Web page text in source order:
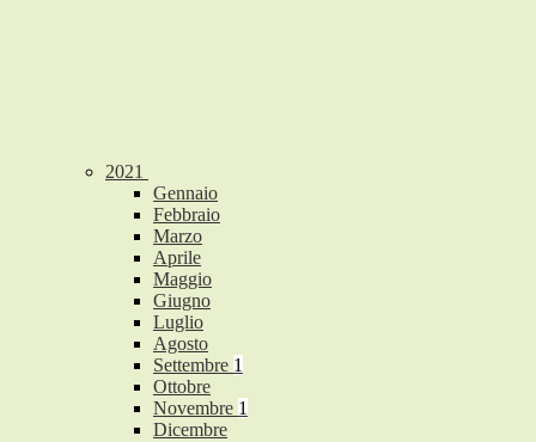
2021
Gennaio
Febbraio
Marzo
Aprile
Maggio
Giugno
Luglio
Agosto
Settembre 1
Ottobre
Novembre 1
Dicembre